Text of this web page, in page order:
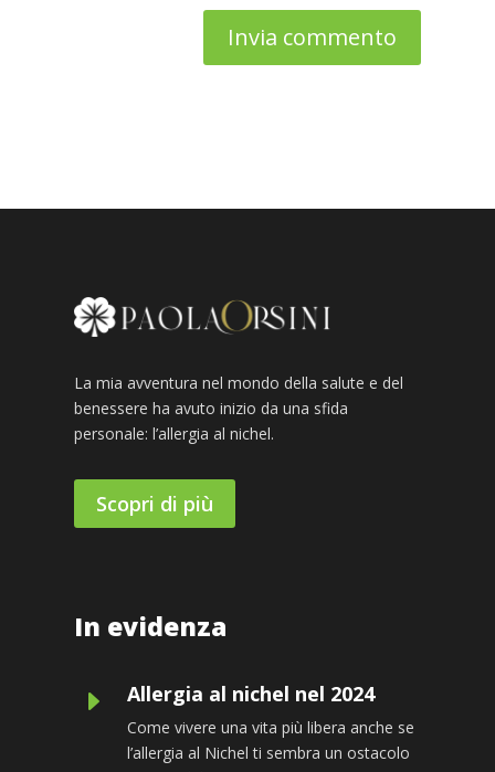
Invia commento
La mia avventura nel mondo della salute e del
benessere ha avuto inizio da una sfida
personale: l’allergia al nichel.
Scopri di più
In evidenza
E Allergia al nichel nel 2024
Come vivere una vita più libera anche se
l’allergia al Nichel ti sembra un ostacolo